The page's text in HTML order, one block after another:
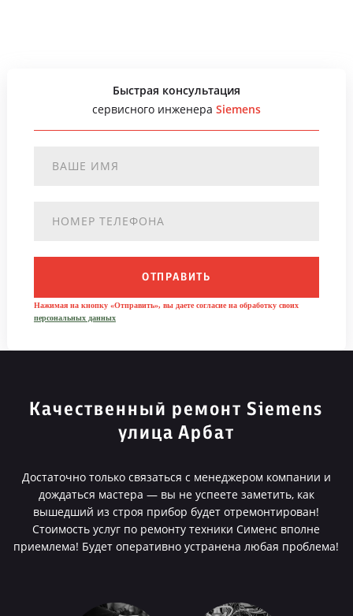
Быстрая консультация
сервисного инженера Siemens
ОТПРАВИТЬ
Нажимая на кнопку «Отправить», вы даете согласие на обработку своих
персональных данных
Качественный ремонт Siemens
улица Арбат
Достаточно только связаться с менеджером компании и
дождаться мастера — вы не успеете заметить, как
вышедший из строя прибор будет отремонтирован!
Стоимость услуг по ремонту техники Сименс вполне
приемлема! Будет оперативно устранена любая проблема!